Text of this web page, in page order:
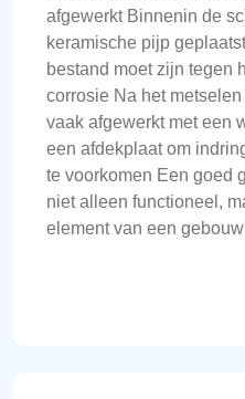
afgewerkt Binnenin de
keramische pijp
bestand moet zijn tegen
corrosie Na het
vaak afgewerkt met een
een afdekplaat om
te voorkomen Een goed
niet alleen functioneel,
element van een gebouw